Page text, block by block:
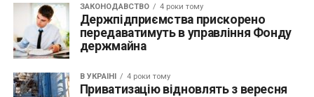
ЗАКОНОДАВСТВО 4 роки тому
Держпідприємства прискорено
передаватимуть в управління Фонду
держмайна
В УКРАЇНІ 4 роки тому
Приватизацію відновлять з вересня